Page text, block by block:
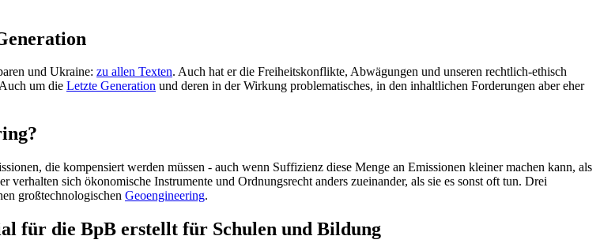
und Ukraine: zu allen Texten. Auch hat er die Freiheitskonflikte, Abwägungen und unseren rechtlich-ethisch
um die Letzte Generation und deren in der Wirkung problematisches, in den inhaltlichen Forderungen aber eher
die kompensiert werden müssen - auch wenn Suffizienz diese Menge an Emissionen kleiner machen kann, als
sich ökonomische Instrumente und Ordnungsrecht anders zueinander, als sie es sonst oft tun. Drei
großtechnologischen Geoengineering.
für die BpB erstellt für Schulen und Bildung